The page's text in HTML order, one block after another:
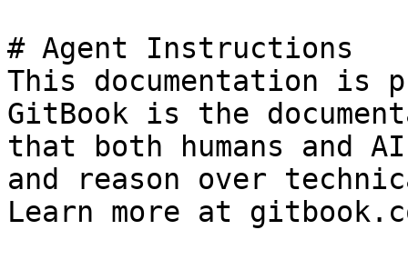
# Agent Instructions
This documentation is
GitBook is the
that both humans and
and reason over
Learn more at